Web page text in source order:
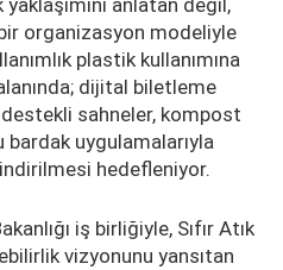
yaklaşımını anlatan değil,
organizasyon modeliyle
plastik kullanımına
dijital biletleme
sahneler, kompost
uygulamalarıyla
hedefleniyor.
iş birliğiyle, Sıfır Atık
vizyonunu yansıtan